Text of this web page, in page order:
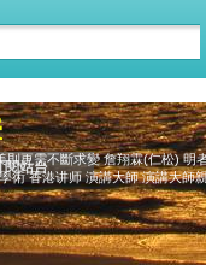
更需不斷求變 詹翔霖(仁松)
術 香港讲师 演講大師 演講大師
閱站台